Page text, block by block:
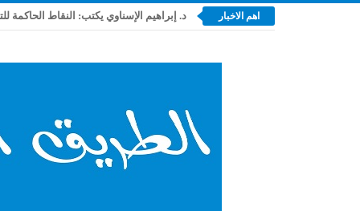
اهم الاخبار د. إبراهيم الإسناوي يكتب: النقاط الحاكمة